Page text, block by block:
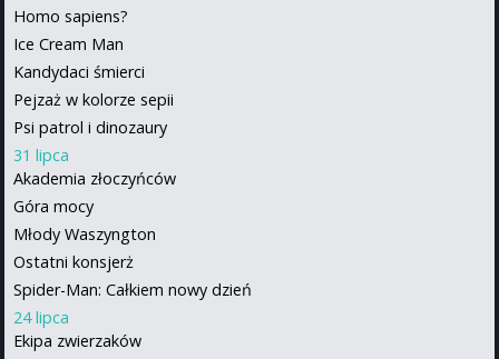
Homo sapiens?
Ice Cream Man
Kandydaci śmierci
Pejzaż w kolorze sepii
Psi patrol i dinozaury
31 lipca
Akademia złoczyńców
Góra mocy
Młody Waszyngton
Ostatni konsjerż
Spider-Man: Całkiem nowy dzień
24 lipca
Ekipa zwierzaków